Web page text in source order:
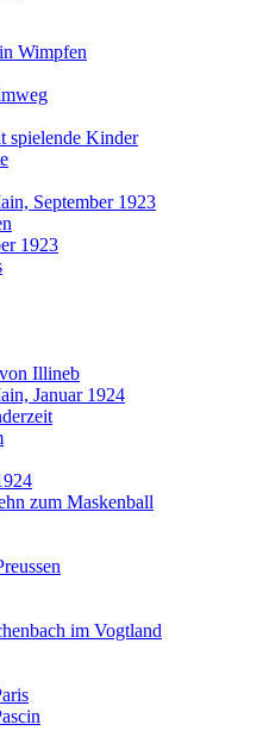
Wimpfen
spielende Kinder
September 1923
1923
Illineb
Januar 1924
zum Maskenball
im Vogtland